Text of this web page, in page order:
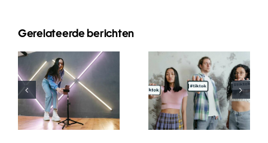
Gerelateerde berichten
Top 5
Methoden
zur
Steigerung
der
organischen
Reichweite
Die besten
TikTok-
für kreative